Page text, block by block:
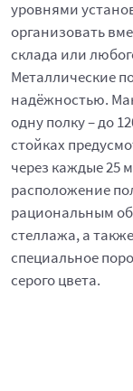
уровнями
организовать
склада или
Металлические
надёжностью.
одну полку – до
стойках
через каждые 25
расположение
рациональным
стеллажа, а
специальное
серого цвета.